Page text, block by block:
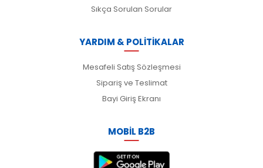
Sıkça Sorulan Sorular
YARDIM & POLİTİKALAR
Mesafeli Satış Sözleşmesi
Sipariş ve Teslimat
Bayi Giriş Ekranı
MOBİL B2B